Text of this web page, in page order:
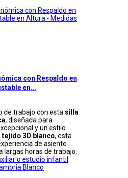
con Respaldo en
en...
de trabajo con esta silla
, diseñada para
y un estilo
tejido 3D blanco, esta
de asiento
horas de trabajo.